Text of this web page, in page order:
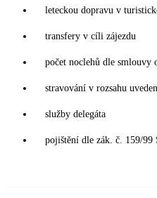
leteckou dopravu v
transfery v cíli zájezdu
počet noclehů dle smlouvy
stravování v rozsahu
služby delegáta
pojištění dle zák. č. 159/99